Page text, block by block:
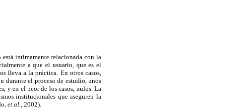
íntimamente relacionada con la
a que el usuario, que es el
lleva a la práctica. En otros casos,
durante el proceso de estudio, unos
y en el peor de los casos, nulos. La
institucionales que aseguren la
et al., 2002).